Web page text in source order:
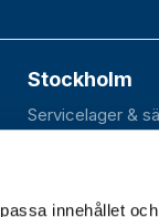
innehållet
Stockholm
Servicelager &